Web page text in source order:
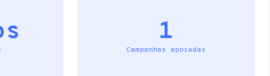
1
Campanhas apoiadas